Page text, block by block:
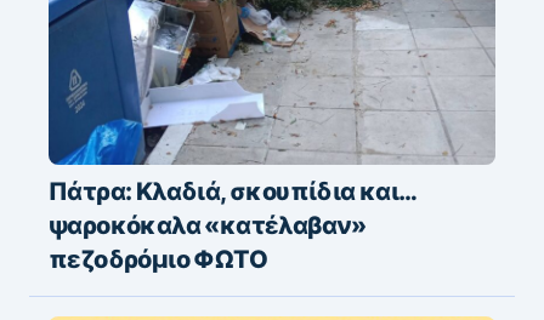
Πάτρα: Κλαδιά, σκουπίδια και…
ψαροκόκαλα «κατέλαβαν»
πεζοδρόμιο ΦΩΤΟ